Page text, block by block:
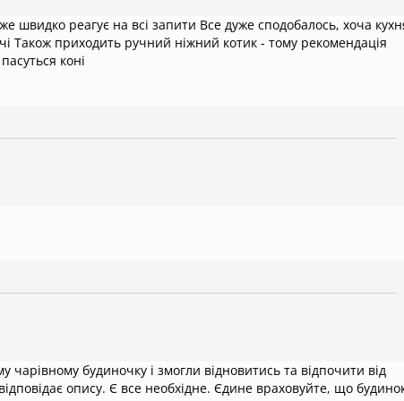
реагує на всі запити Все дуже сподобалось, хоча
поруч пасуться коні
будиночку і змогли відновитись та відпочити від
опису. Є все необхідне. Єдине враховуйте, що